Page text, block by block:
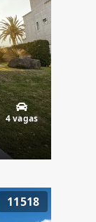
4 vagas
11518